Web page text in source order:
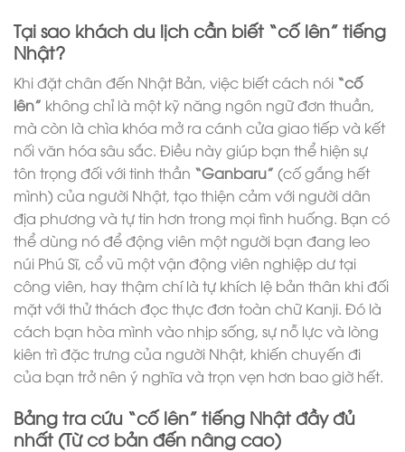
Tại sao khách du lịch cần biết “cố lên” tiếng
Nhật?
Khi đặt chân đến Nhật Bản, việc biết cách nói “cố
lên” không chỉ là một kỹ năng ngôn ngữ đơn thuần,
mà còn là chìa khóa mở ra cánh cửa giao tiếp và kết
nối văn hóa sâu sắc. Điều này giúp bạn thể hiện sự
tôn trọng đối với tinh thần “Ganbaru” (cố gắng hết
mình) của người Nhật, tạo thiện cảm với người dân
địa phương và tự tin hơn trong mọi tình huống. Bạn có
thể dùng nó để động viên một người bạn đang leo
núi Phú Sĩ, cổ vũ một vận động viên nghiệp dư tại
công viên, hay thậm chí là tự khích lệ bản thân khi đối
mặt với thử thách đọc thực đơn toàn chữ Kanji. Đó là
cách bạn hòa mình vào nhịp sống, sự nỗ lực và lòng
kiên trì đặc trưng của người Nhật, khiến chuyến đi
của bạn trở nên ý nghĩa và trọn vẹn hơn bao giờ hết.
Bảng tra cứu “cố lên” tiếng Nhật đầy đủ
nhất (Từ cơ bản đến nâng cao)